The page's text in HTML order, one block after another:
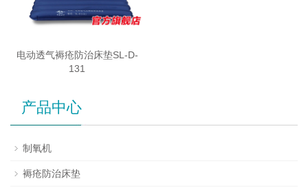
电动透气褥疮防治床垫SL-D-
131
产品中心
制氧机
褥疮防治床垫